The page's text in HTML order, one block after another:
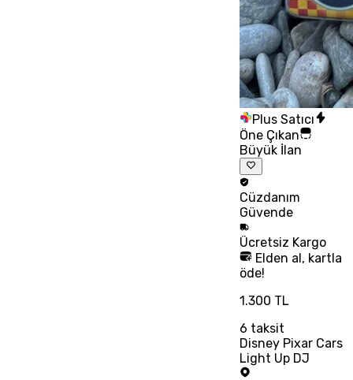
Plus Satıcı
Öne Çıkan
Büyük İlan
Cüzdanım
Güvende
Ücretsiz Kargo
Elden al, kartla
öde!
1.300 TL
6 taksit
Disney Pixar Cars
Light Up DJ